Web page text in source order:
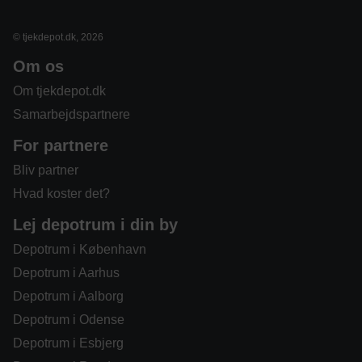
© tjekdepot.dk, 2026
Om os
Om tjekdepot.dk
Samarbejdspartnere
For partnere
Bliv partner
Hvad koster det?
Lej depotrum i din by
Depotrum i København
Depotrum i Aarhus
Depotrum i Aalborg
Depotrum i Odense
Depotrum i Esbjerg